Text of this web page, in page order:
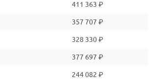
411 363 ₽
357 707 ₽
328 330 ₽
377 697 ₽
244 082 ₽